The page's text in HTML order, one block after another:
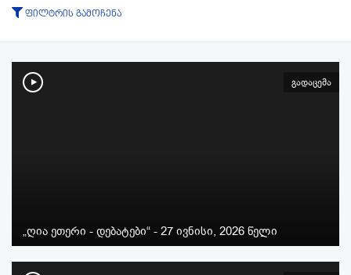
ფილტრის გამოჩენა
ტიპი:
ყველა გადაცემა ფრაგმენტი
პერიოდი:
გადაცემა
„ღია ეთერი - დებატები“ - 27 ივნისი, 2026 წელი